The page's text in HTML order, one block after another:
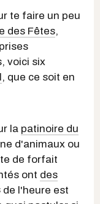
te faire un peu
des Fêtes,
voici six
, que ce soit en
la patinoire du
d'animaux ou
de forfait
ont des
de l'heure est